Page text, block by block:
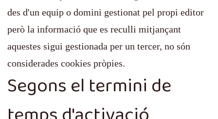
des d'un equip o domini gestionat pel propi editor
però la informació que es reculli mitjançant
aquestes sigui gestionada per un tercer, no són
considerades cookies pròpies.
Segons el termini de